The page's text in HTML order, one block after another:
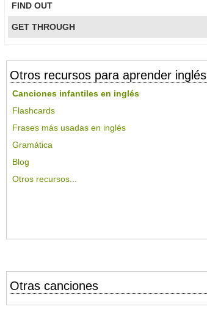
FIND OUT
GET THROUGH
Otros recursos para aprender inglés
Canciones infantiles en inglés
Flashcards
Frases más usadas en inglés
Gramática
Blog
Otros recursos...
Otras canciones